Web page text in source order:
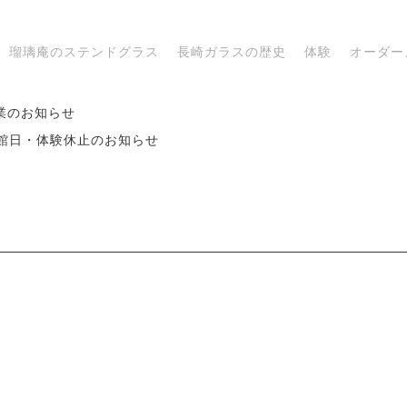
瑠璃庵のステンドグラス 長崎ガラスの歴史 体験 オーダー
のお知らせ
日・体験休止のお知らせ